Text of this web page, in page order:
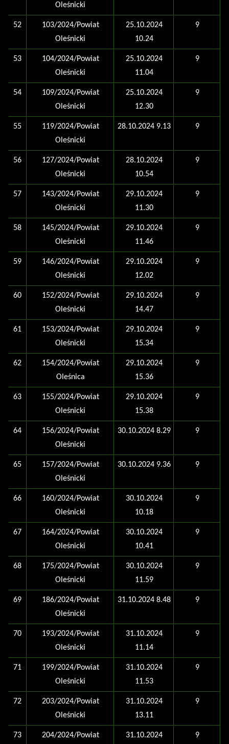
Oleśnicki
52
103/2024/Powiat
Oleśnicki
25.10.2024
10.24
9
53
104/2024/Powiat
Oleśnicki
25.10.2024
11.04
9
54
109/2024/Powiat
Oleśnicki
25.10.2024
12.30
9
55
119/2024/Powiat
Oleśnicki
28.10.2024 9.13 9
56
127/2024/Powiat
Oleśnicki
28.10.2024
10.54
9
57
143/2024/Powiat
Oleśnicki
29.10.2024
11.30
9
58
145/2024/Powiat
Oleśnicki
29.10.2024
11.46
9
59
146/2024/Powiat
Oleśnicki
29.10.2024
12.02
9
60
152/2024/Powiat
Oleśnicki
29.10.2024
14.47
9
61
153/2024/Powiat
Oleśnicki
29.10.2024
15.34
9
62
154/2024/Powiat
Oleśnica
29.10.2024
15.36
9
63
155/2024/Powiat
Oleśnicki
29.10.2024
15.38
9
64
156/2024/Powiat
Oleśnicki
30.10.2024 8.29 9
65
157/2024/Powiat
Oleśnicki
30.10.2024 9.36 9
66
160/2024/Powiat
Oleśnicki
30.10.2024
10.18
9
67
164/2024/Powiat
Oleśnicki
30.10.2024
10.41
9
68
175/2024/Powiat
Oleśnicki
30.10.2024
11.59
9
69
186/2024/Powiat
Oleśnicki
31.10.2024 8.48 9
70
193/2024/Powiat
Oleśnicki
31.10.2024
11.14
9
71
199/2024/Powiat
Oleśnicki
31.10.2024
11.53
9
72
203/2024/Powiat
Oleśnicki
31.10.2024
13.11
9
73 204/2024/Powiat 31.10.2024 9